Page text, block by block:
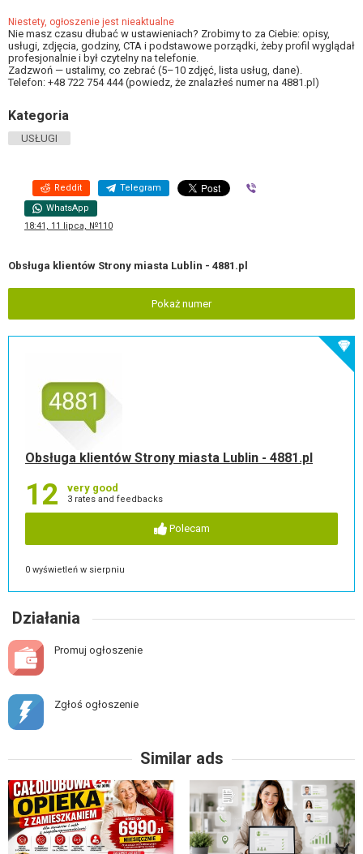
Niestety, ogłoszenie jest nieaktualne
Nie masz czasu dłubać w ustawieniach? Zrobimy to za Ciebie: opisy,
usługi, zdjęcia, godziny, CTA i podstawowe porządki, żeby profil wyglądał
profesjonalnie i był czytelny na telefonie.
Zadzwoń — ustalimy, co zebrać (5–10 zdjęć, lista usług, dane).
Telefon: +48 722 754 444 (powiedz, że znalazłeś numer na 4881.pl)
Kategoria
USŁUGI
Reddit Telegram
WhatsApp
18:41, 11 lipca, №110
Obsługa klientów Strony miasta Lublin - 4881.pl
Pokaż numer
Obsługa klientów Strony miasta Lublin - 4881.pl
12 very good
3 rates and feedbacks
Polecam
0 wyświetleń w sierpniu
Działania
Promuj ogłoszenie
Zgłoś ogłoszenie
Similar ads